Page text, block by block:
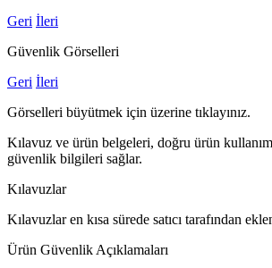
Geri İleri
Güvenlik Görselleri
Geri İleri
Görselleri büyütmek için üzerine tıklayınız.
Kılavuz ve ürün belgeleri, doğru ürün
güvenlik bilgileri sağlar.
Kılavuzlar
Kılavuzlar en kısa sürede satıcı tarafından
Ürün Güvenlik Açıklamaları